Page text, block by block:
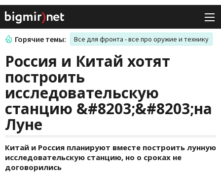
Горячие темы: Все для фронта - все про оружие и технику
Россия и Китай хотят
построить
исследовательскую
станцию &#8203;&#8203;на
Луне
Китай и Россия планируют вместе построить лунную
исследовательскую станцию, но о сроках не
договорились